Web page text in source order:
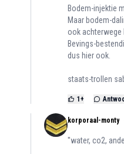
Bodem-injektie
Maar bodem-
ook achterwege
Bevings-
dus hier ook.
staats-trollen
1 +
korporaal-monty
''water, co2,